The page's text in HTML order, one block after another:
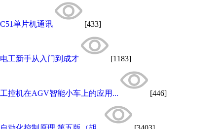
C51单片机通讯 [433]
电工新手从入门到成才 [1183]
工控机在AGV智能小车上的应用... [446]